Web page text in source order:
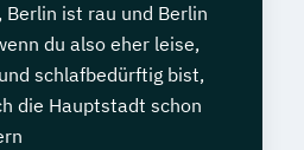
ist rau und Berlin
du also eher leise,
schlafbedürftig bist,
die Hauptstadt schon